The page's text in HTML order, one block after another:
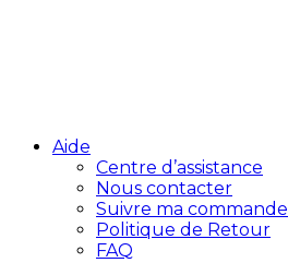
Aide
Centre d’assistance
Nous contacter
Suivre ma commande
Politique de Retour
FAQ